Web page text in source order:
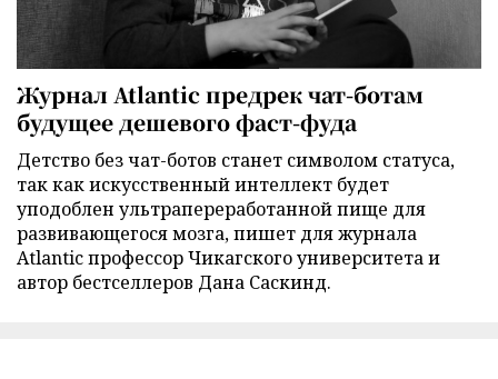
Журнал Atlantic предрек чат-ботам
будущее дешевого фаст-фуда
Детство без чат-ботов станет символом статуса,
так как искусственный интеллект будет
уподоблен ультрапереработанной пище для
развивающегося мозга, пишет для журнала
Atlantic профессор Чикагского университета и
автор бестселлеров Дана Саскинд.